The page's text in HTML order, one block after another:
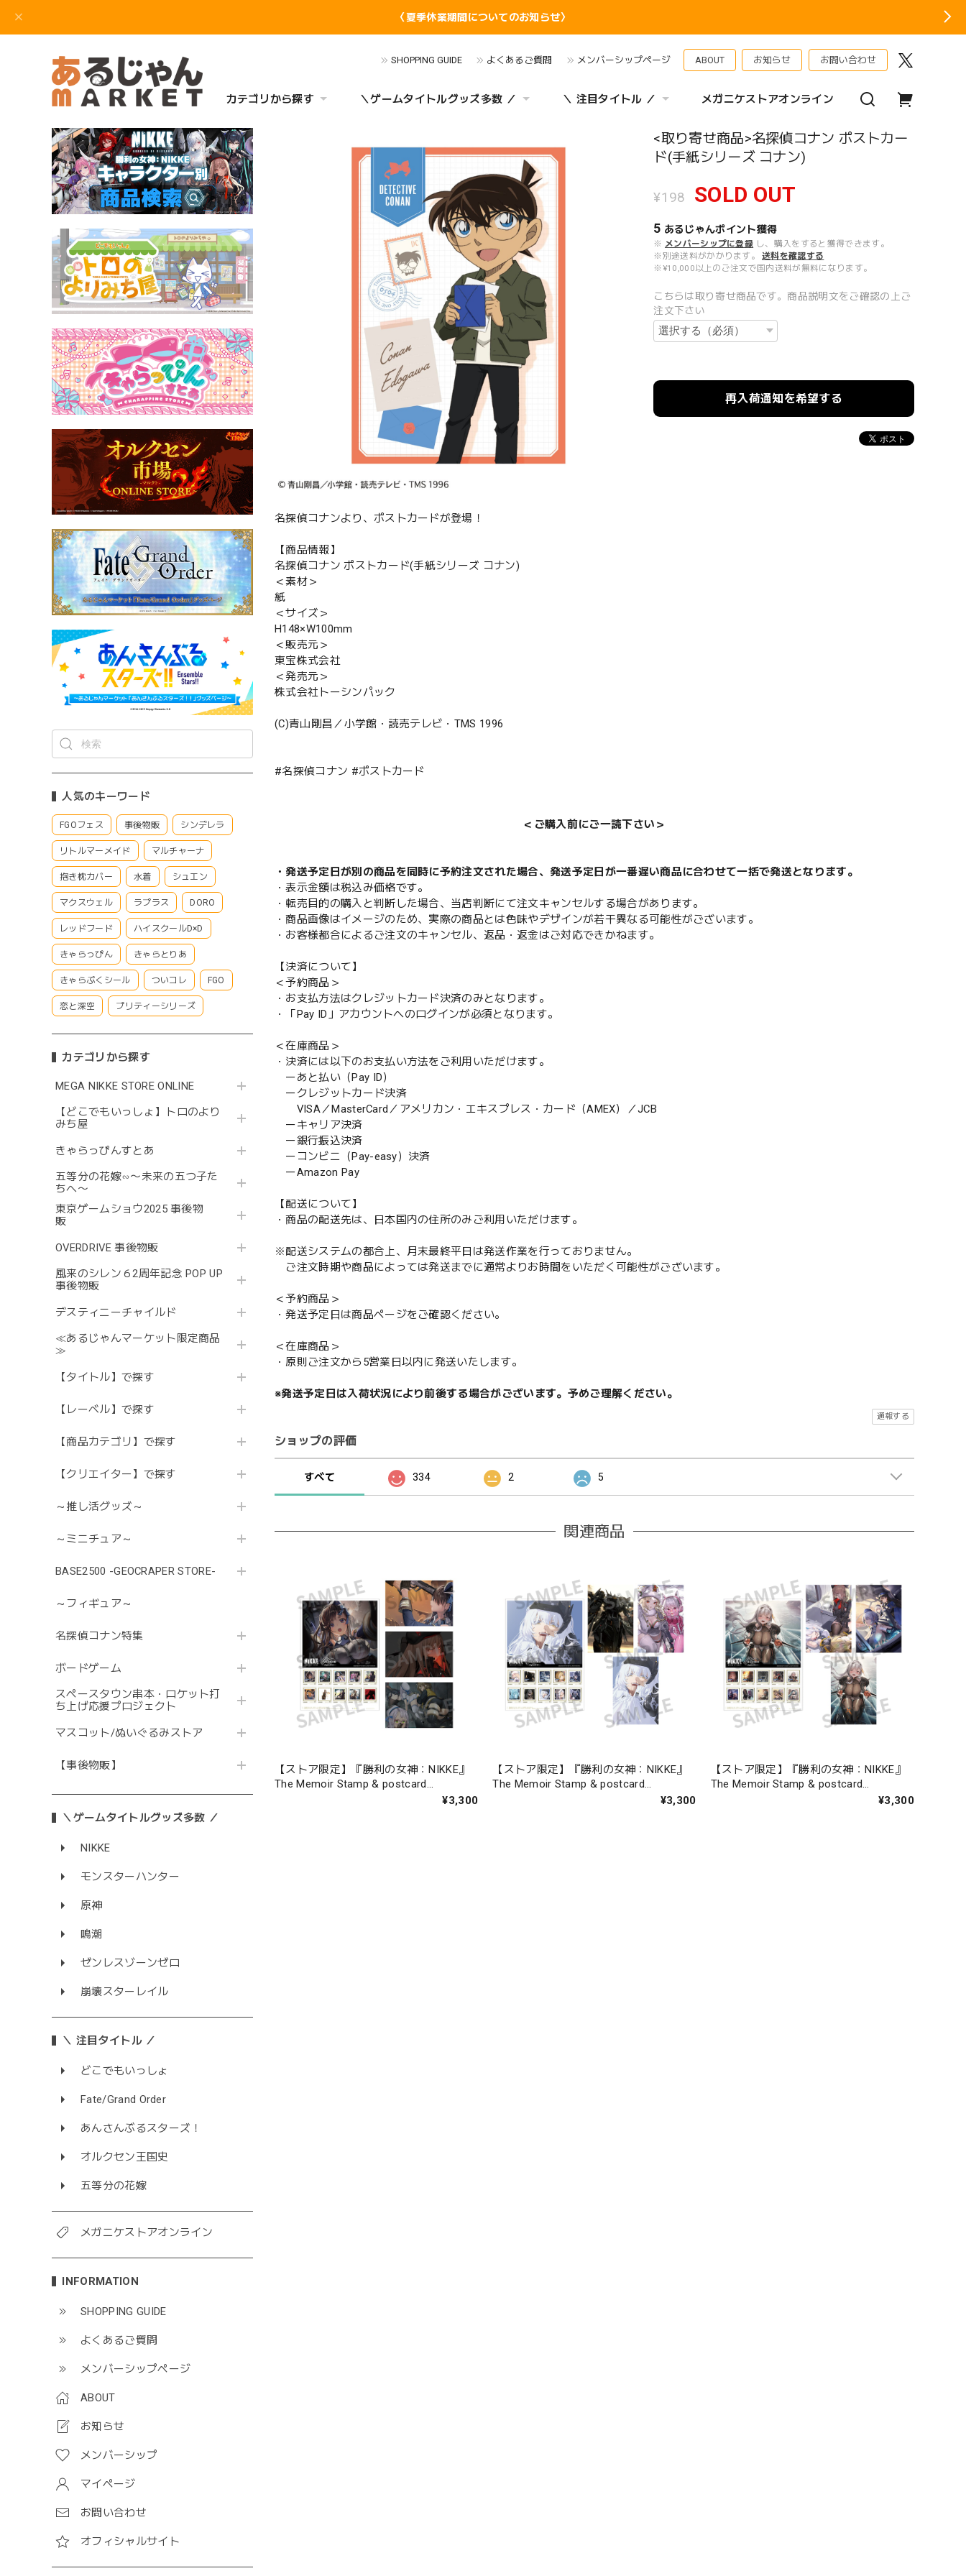
〈夏季休業期間についてのお知らせ〉
SHOPPING GUIDE よくあるご質問 メンバーシップページ ABOUT お知らせ お問い合わせ
カテゴリから探す ＼ゲームタイトルグッズ多数 ／ ＼ 注目タイトル ／ メガニケストアオンライン
人気のキーワード
FGOフェス 事後物販 シンデレラ
リトルマーメイド マルチャーナ
抱き枕カバー 水着 シュエン
マクスウェル ラプラス DORO
レッドフード ハイスクールD×D
きゃらっぴん きゃらとりあ
きゃらぷくシール ついコレ FGO
恋と深空 プリティーシリーズ
カテゴリから探す
MEGA NIKKE STORE ONLINE
【どこでもいっしょ】トロのより
みち屋
きゃらっぴんすとあ
五等分の花嫁∽〜未来の五つ子た
ちへ〜
東京ゲームショウ2025 事後物
販
OVERDRIVE 事後物販
風来のシレン６2周年記念 POP UP
事後物販
デスティニーチャイルド
≪あるじゃんマーケット限定商品
≫
【タイトル】で探す
【レーベル】で探す
【商品カテゴリ】で探す
【クリエイター】で探す
～推し活グッズ～
～ミニチュア～
BASE2500 -GEOCRAPER STORE-
～フィギュア～
名探偵コナン特集
ボードゲーム
スペースタウン串本・ロケット打
ち上げ応援プロジェクト
マスコット/ぬいぐるみストア
【事後物販】
＼ゲームタイトルグッズ多数 ／
NIKKE
モンスターハンター
原神
鳴潮
ゼンレスゾーンゼロ
崩壊スターレイル
＼ 注目タイトル ／
どこでもいっしょ
Fate/Grand Order
あんさんぶるスターズ！
オルクセン王国史
五等分の花嫁
メガニケストアオンライン
INFORMATION
SHOPPING GUIDE
よくあるご質問
メンバーシップページ
ABOUT
お知らせ
メンバーシップ
マイページ
お問い合わせ
オフィシャルサイト
<取り寄せ商品>名探偵コナン ポストカー
ド(手紙シリーズ コナン)
¥198 SOLD OUT
5 あるじゃんポイント獲得
※ メンバーシップに登録 し、購入をすると獲得できます。
※別途送料がかかります。
送料を確認する
※¥10,000以上のご注文で国内送料が無料になります。
こちらは取り寄せ商品です。商品説明文をご確認の上ご
注文下さい
再入荷通知を希望する
名探偵コナンより、ポストカードが登場！
【商品情報】
名探偵コナン ポストカード(手紙シリーズ コナン)
＜素材＞
紙
＜サイズ＞
H148×W100mm
＜販売元＞
東宝株式会社
＜発売元＞
株式会社トーシンパック
(C)青山剛昌／小学館・読売テレビ・TMS 1996
#名探偵コナン #ポストカード
＜ご購入前にご一読下さい＞
・発送予定日が別の商品を同時に予約注文された場合、発送予定日が一番遅い商品に合わせて一括で発送となります。
・表示金額は税込み価格です。
・転売目的の購入と判断した場合、当店判断にて注文キャンセルする場合があります。
・商品画像はイメージのため、実際の商品とは色味やデザインが若干異なる可能性がございます。
・お客様都合によるご注文のキャンセル、返品・返金はご対応できかねます。
【決済について】
＜予約商品＞
・お支払方法はクレジットカード決済のみとなります。
・「Pay ID」アカウントへのログインが必須となります。
＜在庫商品＞
・決済には以下のお支払い方法をご利用いただけます。
ーあと払い（Pay ID）
ークレジットカード決済
VISA／MasterCard／アメリカン・エキスプレス・カード（AMEX）／JCB
ーキャリア決済
ー銀行振込決済
ーコンビニ（Pay-easy）決済
ーAmazon Pay
【配送について】
・商品の配送先は、日本国内の住所のみご利用いただけます。
※配送システムの都合上、月末最終平日は発送作業を行っておりません。
ご注文時期や商品によっては発送までに通常よりお時間をいただく可能性がございます。
＜予約商品＞
・発送予定日は商品ページをご確認ください。
＜在庫商品＞
・原則ご注文から5営業日以内に発送いたします。
※発送予定日は入荷状況により前後する場合がございます。予めご理解ください。
通報する
ショップの評価
すべて 334 2 5
関連商品
【ストア限定】『勝利の女神：NIKKE』
The Memoir Stamp & postcard
¥3,300
【ストア限定】『勝利の女神：NIKKE』
The Memoir Stamp & postcard
¥3,300
【ストア限定】『勝利の女神：NIKKE』
The Memoir Stamp & postcard
¥3,300